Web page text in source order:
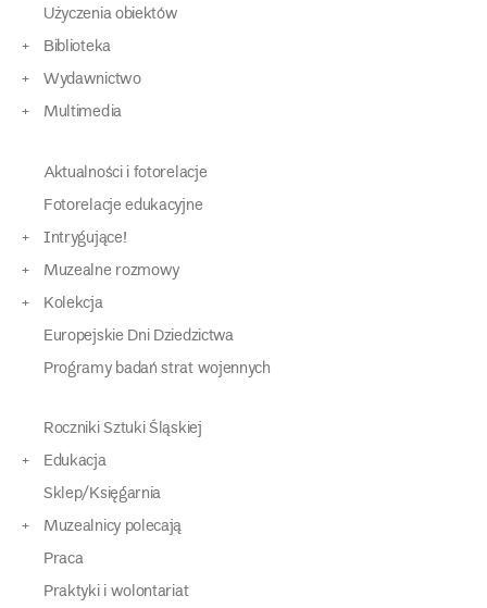
Użyczenia obiektów
Biblioteka
Wydawnictwo
Multimedia
Aktualności i fotorelacje
Fotorelacje edukacyjne
Intrygujące!
Muzealne rozmowy
Kolekcja
Europejskie Dni Dziedzictwa
Programy badań strat wojennych
Roczniki Sztuki Śląskiej
Edukacja
Sklep/Księgarnia
Muzealnicy polecają
Praca
Praktyki i wolontariat